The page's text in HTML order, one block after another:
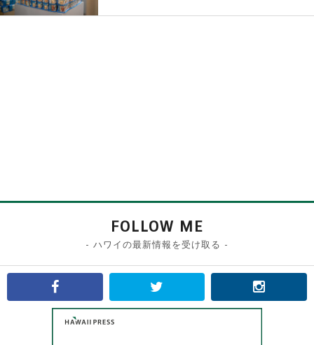
FOLLOW ME
- ハワイの最新情報を受け取る -